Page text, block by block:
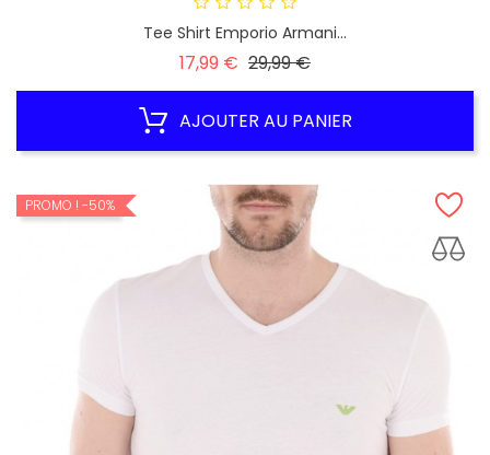
Tee Shirt Emporio Armani...
17,99 € Prix
29,99 €Prix
AJOUTER AU PANIER
PROMO ! -50%